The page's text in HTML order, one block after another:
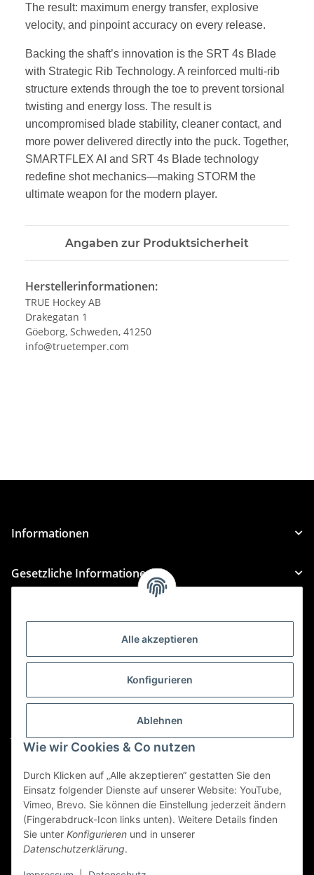
Alle akzeptieren
Konfigurieren
Ablehnen
Wie wir Cookies & Co nutzen
Durch Klicken auf „Alle akzeptieren“ gestatten Sie den
Einsatz folgender Dienste auf unserer Website: YouTube,
Vimeo, Brevo. Sie können die Einstellung jederzeit ändern
(Fingerabdruck-Icon links unten). Weitere Details finden
Sie unter Konfigurieren und in unserer
Datenschutzerklärung.
The result: maximum energy transfer, explosive
velocity, and pinpoint accuracy on every release.
Backing the shaft’s innovation is the SRT 4s Blade
with Strategic Rib Technology. A reinforced multi-rib
structure extends through the toe to prevent torsional
twisting and energy loss. The result is
uncompromised blade stability, cleaner contact, and
more power delivered directly into the puck. Together,
SMARTFLEX AI and SRT 4s Blade technology
redefine shot mechanics—making STORM the
ultimate weapon for the modern player.
Angaben zur Produktsicherheit
Herstellerinformationen:
TRUE Hockey AB
Drakegatan 1
Göeborg, Schweden, 41250
info@truetemper.com
Informationen
Gesetzliche Informationen
Für Custom Anfragen und Custom Bestellungen auch
custom@htr-shop.com
Für Trikot-Anfragen und Bestellungen
teamwear@htr-shop.com
Für Reklamationen und Retouren
reklamation@htr-shop.com